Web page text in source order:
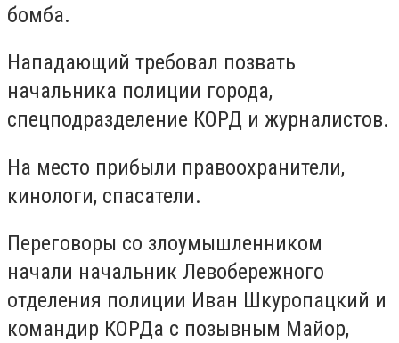
бомба.
Нападающий требовал позвать
начальника полиции города,
спецподразделение КОРД и журналистов.
На место прибыли правоохранители,
кинологи, спасатели.
Переговоры со злоумышленником
начали начальник Левобережного
отделения полиции Иван Шкуропацкий и
командир КОРДа с позывным Майор,